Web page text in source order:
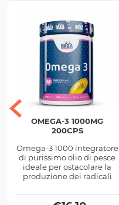
OMEGA-3 1000MG
200CPS
Omega-3 1000 integratore
di purissimo olio di pesce
ideale per ostacolare la
produzione dei radicali